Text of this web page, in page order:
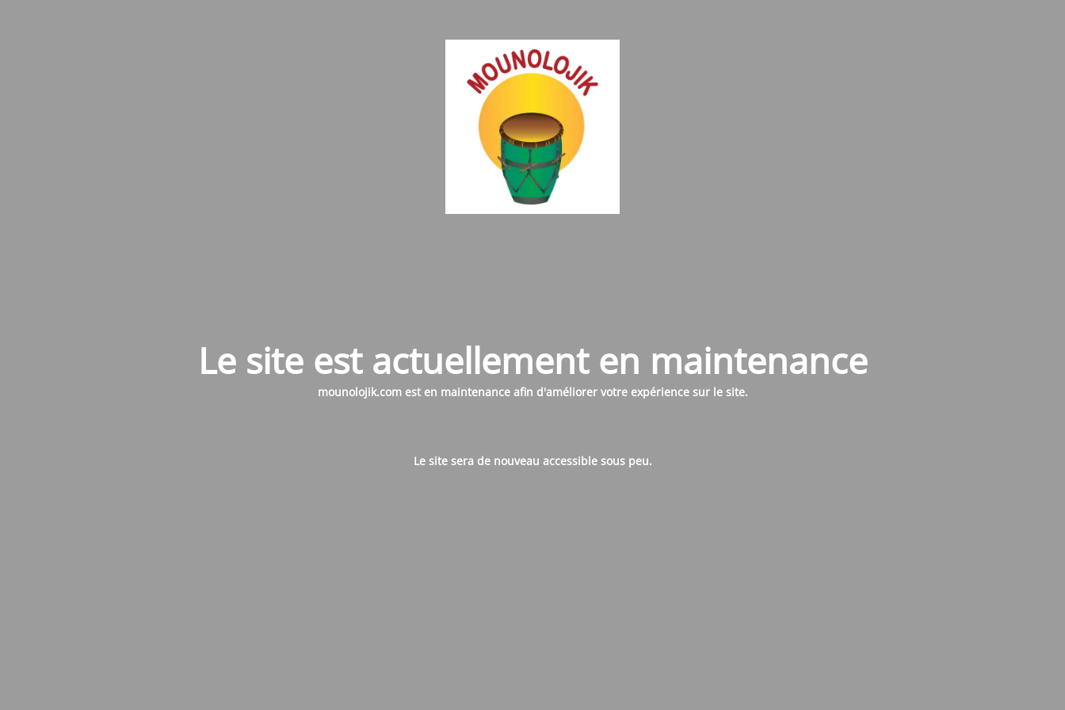
Le site est actuellement en maintenance
mounolojik.com est en maintenance afin d'améliorer votre expérience sur le site.
Le site sera de nouveau accessible sous peu.